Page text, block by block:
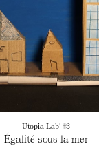
Utopia Lab' #3
Égalité sous la mer